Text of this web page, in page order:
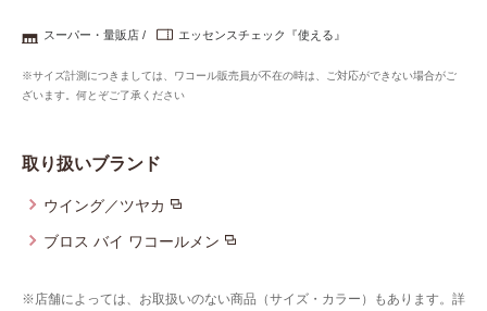
スーパー・量販店 エッセンスチェック『使える』
※サイズ計測につきましては、ワコール販売員が不在の時は、ご対応ができない場合がご
ざいます。何とぞご了承ください
取り扱いブランド
ウイング／ツヤカ
ブロス バイ ワコールメン
※店舗によっては、お取扱いのない商品（サイズ・カラー）もあります。詳